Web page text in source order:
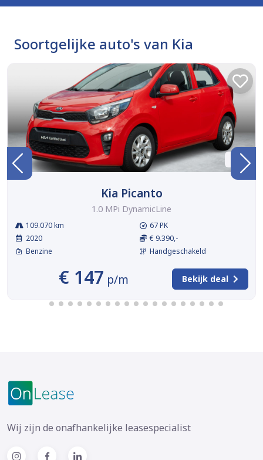
Soortgelijke auto's van Kia
BTW
Kia Picanto
1.0 MPi DynamicLine
109.070 km
2020
Benzine
67 PK
€ 9.390,-
Handgeschakeld
€ 147 p/m Bekijk deal
Wij zijn de onafhankelijke leasespecialist